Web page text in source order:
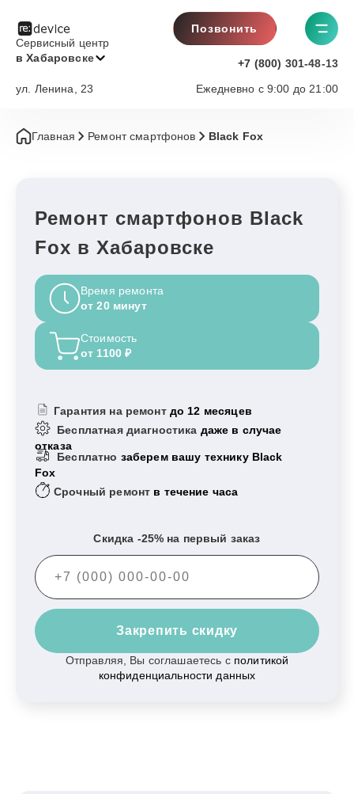
Сервисный центр
в Хабаровске
Позвонить
+7 (800) 301-48-13
Ежедневно с 9:00 до 21:00
ул. Ленина, 23
Главная Ремонт смартфонов Black Fox
Ремонт смартфонов Black
Fox в Хабаровске
Время ремонта
от 20 минут
Стоимость
от 1100 ₽
Гарантия на ремонт до 12 месяцев
Бесплатная диагностика даже в случае
отказа
Бесплатно заберем вашу технику Black
Fox
Срочный ремонт в течение часа
Скидка -25% на первый заказ
Закрепить скидку
Отправляя, Вы соглашаетесь с политикой
конфиденциальности данных